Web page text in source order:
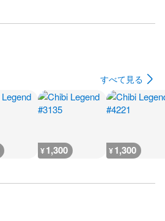
すべて見る
¥1,300 ¥1,300